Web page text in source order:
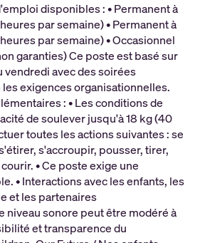
disponibles : • Permanent à
par semaine) • Permanent à
par semaine) • Occasionnel
garanties) Ce poste est basé sur
vendredi avec des soirées
exigences organisationnelles.
: • Les conditions de
de soulever jusqu'à 18 kg (40
toutes les actions suivantes : se
s'accroupir, pousser, tirer,
• Ce poste exige une
• Interactions avec les enfants, les
et les partenaires
niveau sonore peut être modéré à
et transparence du